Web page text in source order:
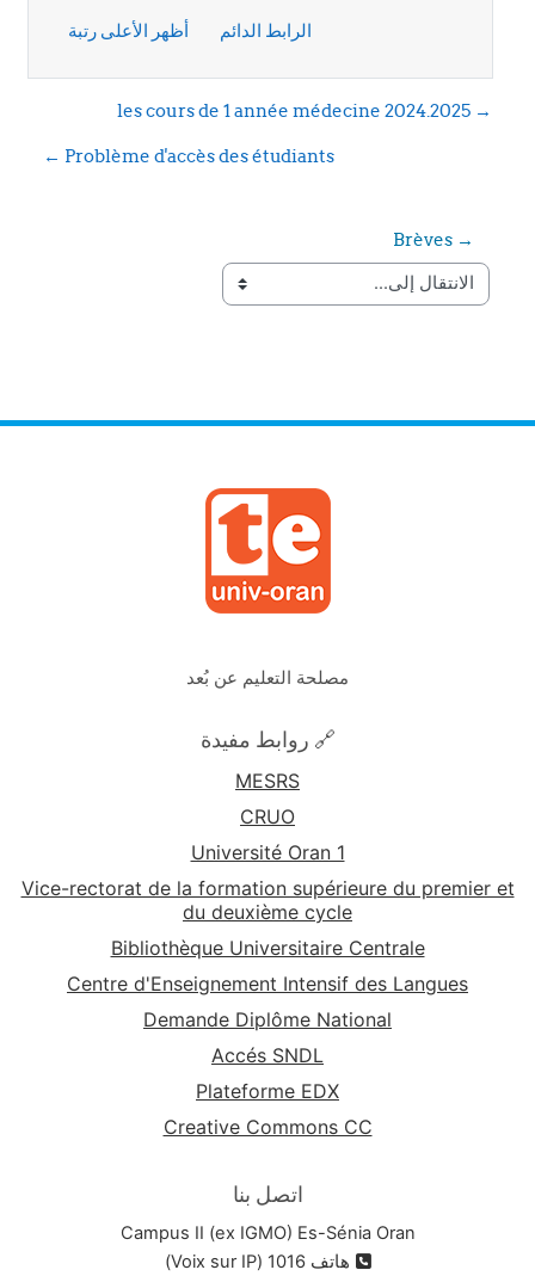
الرابط الدائم أظهر الأعلى رتبة
→ les cours de 1 année médecine 2024.2025
Problème d'accès des étudiants ←
→ Brèves
الانتقال إلى...
مصلحة التعليم عن بُعد
🔗 روابط مفيدة
MESRS
CRUO
Université Oran 1
Vice-rectorat de la formation supérieure du premier et
du deuxième cycle
Bibliothèque Universitaire Centrale
Centre d'Enseignement Intensif des Langues
Demande Diplôme National
Accés SNDL
Plateforme EDX
Creative Commons CC
اتصل بنا
Campus II (ex IGMO) Es-Sénia Oran
هاتف 1016 (Voix sur IP)